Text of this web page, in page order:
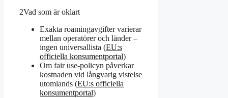
2Vad som är oklart
Exakta roamingavgifter varierar
mellan operatörer och länder –
ingen universallista (EU:s
officiella konsumentportal)
Om fair use-policyn påverkar
kostnaden vid långvarig vistelse
utomlands (EU:s officiella
konsumentportal)